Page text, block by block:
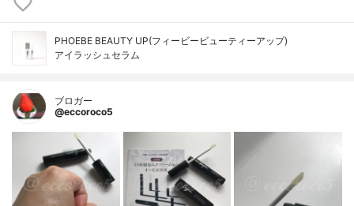
PHOEBE BEAUTY UP(フィービービューティーアップ)
アイラッシュセラム
ブロガー
@eccoroco5